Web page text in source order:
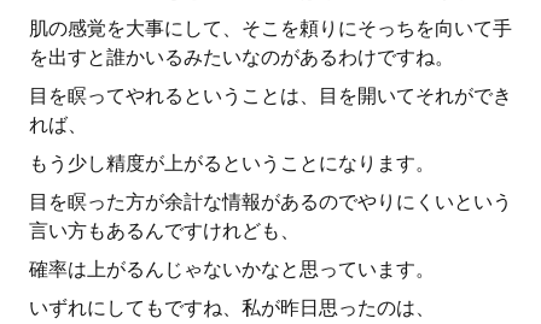
肌の感覚を大事にして、そこを頼りにそっちを向いて手
を出すと誰かいるみたいなのがあるわけですね。
目を瞑ってやれるということは、目を開いてそれができ
れば、
もう少し精度が上がるということになります。
目を瞑った方が余計な情報があるのでやりにくいという
言い方もあるんですけれども、
確率は上がるんじゃないかなと思っています。
いずれにしてもですね、私が昨日思ったのは、